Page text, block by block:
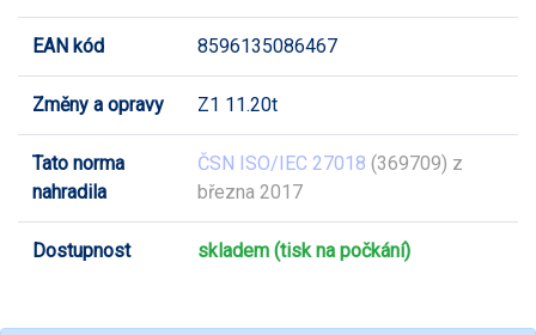
EAN kód 8596135086467
Změny a opravy Z1 11.20t
Tato norma
nahradila
ČSN ISO/IEC 27018 (369709) z
března 2017
Dostupnost skladem (tisk na počkání)